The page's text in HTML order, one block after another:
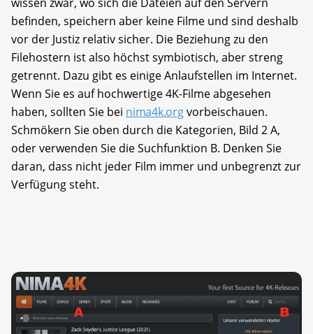
befinden, speichern aber keine Filme und sind deshalb
vor der Justiz relativ sicher. Die Beziehung zu den
Filehostern ist also höchst symbiotisch, aber streng
getrennt. Dazu gibt es einige Anlaufstellen im Internet.
Wenn Sie es auf hoch­wertige 4K-Filme abgesehen
haben, sollten Sie bei nima4k.orgvorbeischauen.
Schmökern Sie oben durch die Kategorien, Bild 2 A,
oder verwenden Sie die Suchfunktion B. Denken Sie
daran, dass nicht jeder Film immer und unbegrenzt zur
Verfügung steht.